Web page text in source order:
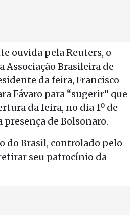
ouvida pela Reuters, o
Associação Brasileira de
da feira, Francisco
Fávaro para “sugerir” que
da feira, no dia 1º de
presença de Bolsonaro.
do Brasil, controlado pelo
seu patrocínio da